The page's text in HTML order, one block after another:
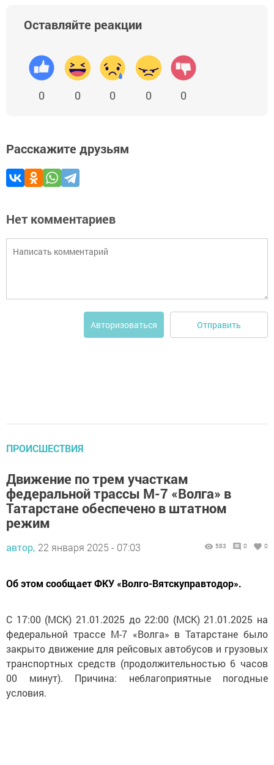
Оставляйте реакции
0 0 0 0 0
Расскажите друзьям
Нет комментариев
Авторизоваться Отправить
ПРОИСШЕСТВИЯ
Движение по трем участкам
федеральной трассы М-7 «Волга» в
Татарстане обеспечено в штатном
режим
автор, 22 января 2025 - 07:03 583 0 0
Об этом сообщает ФКУ «Волго-Вятскуправтодор».
С 17:00 (МСК) 21.01.2025 до 22:00 (МСК) 21.01.2025 на
федеральной трассе М-7 «Волга» в Татарстане было
закрыто движение для рейсовых автобусов и грузовых
транспортных средств (продолжительностью 6 часов
00 минут). Причина: неблагоприятные погодные
условия.